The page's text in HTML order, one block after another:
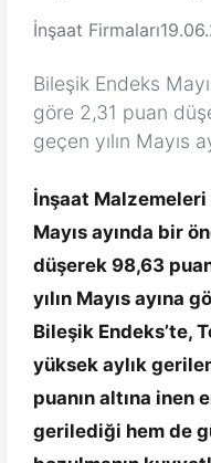
İnşaat Firmaları
Bileşik Endeks
göre 2,31 puan
geçen yılın Mayıs
İnşaat
Mayıs ayında bir
düşerek 98,63
yılın Mayıs ayına
Bileşik Endeks’te,
yüksek aylık
puanın altına
gerilediği hem de